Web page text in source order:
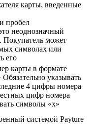
карты, введенные
пробел
неоднозначный
Покупатель может
символах или
его
карты в формате
указывать
4 цифры номера
цифр номера
символы «x»
системой Payture